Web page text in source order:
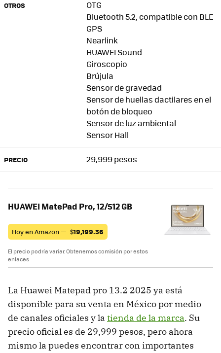
OTROS
OTG
Bluetooth 5.2, compatible con BLE
GPS
Nearlink
HUAWEI Sound
Giroscopio
Brújula
Sensor de gravedad
Sensor de huellas dactilares en el
botón de bloqueo
Sensor de luz ambiental
Sensor Hall
PRECIO 29,999 pesos
HUAWEI MatePad Pro, 12/512 GB
Hoy en Amazon — $19,199.36
El precio podría variar. Obtenemos comisión por estos
enlaces
La Huawei Matepad pro 13.2 2025 ya está
disponible para su venta en México por medio
de canales oficiales y la tienda de la marca. Su
precio oficial es de 29,999 pesos, pero ahora
mismo la puedes encontrar con importantes